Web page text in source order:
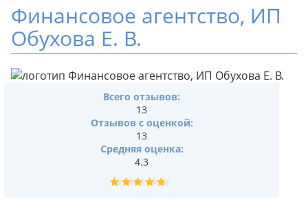
Финансовое агентство, ИП
Обухова Е. В.
Всего отзывов:
13
Отзывов с оценкой:
13
Средняя оценка:
4.3